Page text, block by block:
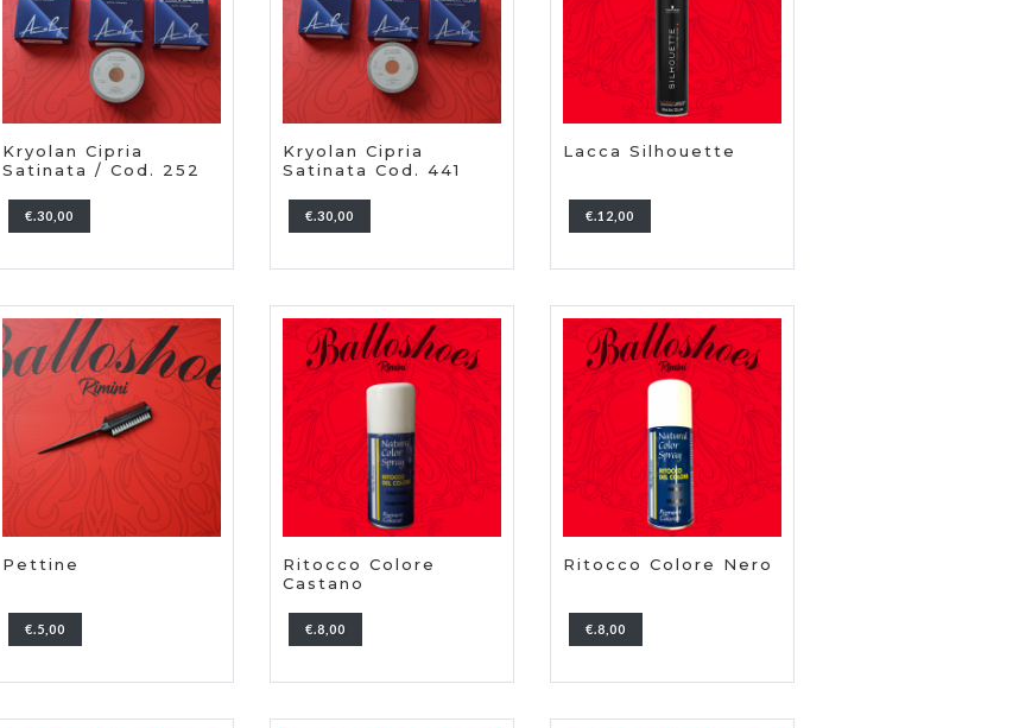
Kryolan Cipria
Satinata / Cod. 252
€.30,00
Kryolan Cipria
Satinata Cod. 441
€.30,00
Lacca Silhouette
€.12,00
Pettine
€.5,00
Ritocco Colore
Castano
€.8,00
Ritocco Colore Nero
€.8,00